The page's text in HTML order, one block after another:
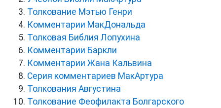
Толкование Мэтью Генри
Комментарии МакДональда
Толковая Библия Лопухина
Комментарии Баркли
Комментарии Жана Кальвина
Серия комментариев МакАртура
Толкования Августина
Толкование Феофилакта Болгарского